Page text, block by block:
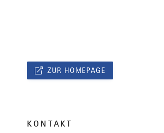
ZUR HOMEPAGE
KONTAKT